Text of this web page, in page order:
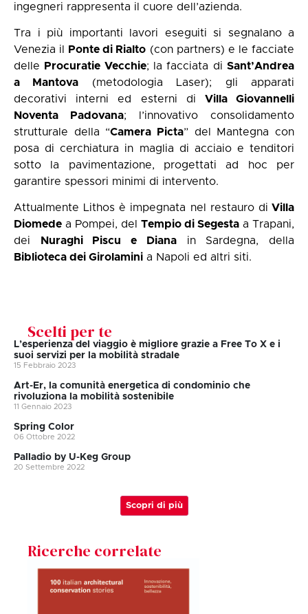
ingegneri rappresenta il cuore dell’azienda.
Tra i più importanti lavori eseguiti si segnalano a
Venezia il
Ponte di Rialto (con partners) e le facciate
delle
Procuratie Vecchie; la facciata diSant’Andrea
a Mantova (metodologia Laser); gli apparati
decorativi interni ed esterni di Villa Giovannelli
Noventa Padovana; l’innovativo consolidamento
strutturale della “Camera Picta” del Mantegna con
posa di cerchiatura in maglia di acciaio e tenditori
sotto la pavimentazione, progettati ad hoc per
garantire spessori minimi di intervento.
Attualmente Lithos è impegnata nel restauro di Villa
Diomede a Pompei, del Tempio di Segesta a Trapani,
dei
Nuraghi Piscu e Dianain Sardegna, della
Biblioteca dei Girolamini a Napoli ed altri siti.
Scelti per te
L’esperienza del viaggio è migliore grazie a Free To X e i
suoi servizi per la mobilità stradale
15 Febbraio 2023
Art-Er, la comunità energetica di condominio che
rivoluziona la mobilità sostenibile
11 Gennaio 2023
Spring Color
06 Ottobre 2022
Palladio by U-Keg Group
20 Settembre 2022
Scopri di più
Ricerche correlate